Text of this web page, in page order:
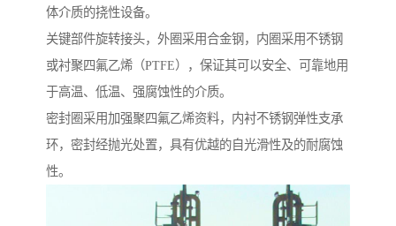
体介质的挠性设备。
关键部件旋转接头，外圈采用合金钢，内圈采用不锈钢
或衬聚四氟乙烯（PTFE），保证其可以安全、可靠地用
于高温、低温、强腐蚀性的介质。
密封圈采用加强聚四氟乙烯资料，内衬不锈钢弹性支承
环，密封经抛光处置，具有优越的自光滑性及的耐腐蚀
性。